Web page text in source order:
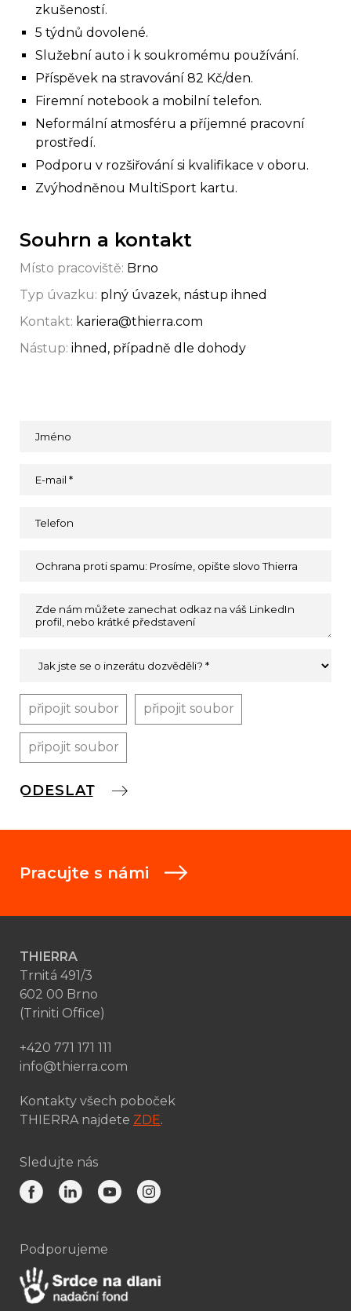
zkušeností.
5 týdnů dovolené.
Služební auto i k soukromému používání.
Příspěvek na stravování 82 Kč/den.
Firemní notebook a mobilní telefon.
Neformální atmosféru a příjemné pracovní
prostředí.
Podporu v rozšiřování si kvalifikace v oboru.
Zvýhodněnou MultiSport kartu.
Souhrn a kontakt
Místo pracoviště: Brno
Typ úvazku: plný úvazek, nástup ihned
Kontakt: kariera@thierra.com
Nástup: ihned, případně dle dohody
připojit soubor připojit soubor
připojit soubor
Pracujte s námi
THIERRA
Trnitá 491/3
602 00 Brno
(Triniti Office)
+420 771 171 111
info@thierra.com
Kontakty všech poboček
THIERRA najdete ZDE.
Sledujte nás
Podporujeme